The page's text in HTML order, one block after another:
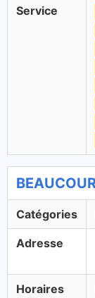
Service
Catégories
Adresse
Horaires